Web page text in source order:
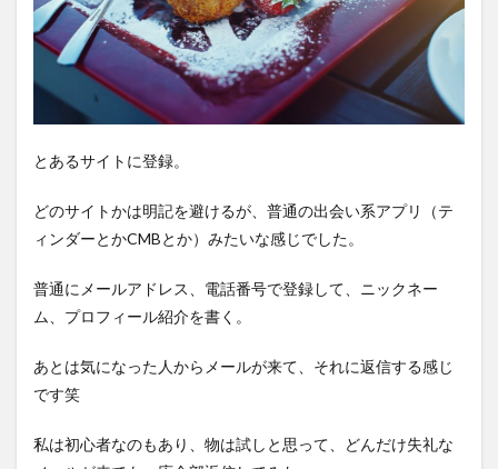
ッセ
ージ
内容
w
3.1
メッ
ジ内
大人
５で
どう
か？
3.2
セー
ジ内
容②
のお
手当
とあるサイトに登録。
どのサイトかは明記を避けるが、普通の出会い系アプリ（テ
ィンダーとかCMBとか）みたいな感じでした。
普通にメールアドレス、電話番号で登録して、ニックネー
ム、プロフィール紹介を書く。
あとは気になった人からメールが来て、それに返信する感じ
です笑
私は初心者なのもあり、物は試しと思って、どんだけ失礼な